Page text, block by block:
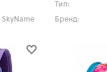
Тип:
Бренд: